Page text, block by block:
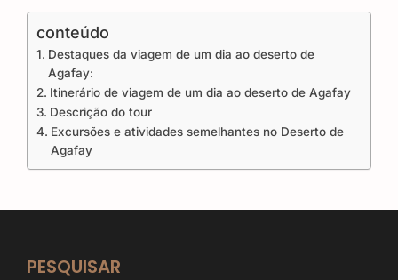
conteúdo
Destaques da viagem de um dia ao deserto de
Agafay:
Itinerário de viagem de um dia ao deserto de Agafay
Descrição do tour
Excursões e atividades semelhantes no Deserto de
Agafay
PESQUISAR